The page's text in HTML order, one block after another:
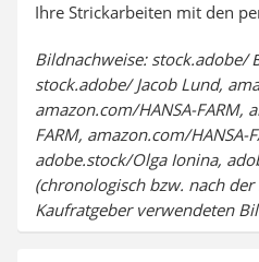
Ihre Strickarbeiten mit den
Bildnachweise: stock.adobe/
stock.adobe/ Jacob Lund,
amazon.com/HANSA-FARM,
FARM, amazon.com/
adobe.stock/Olga Ionina,
(chronologisch bzw. nach
Kaufratgeber verwendeten